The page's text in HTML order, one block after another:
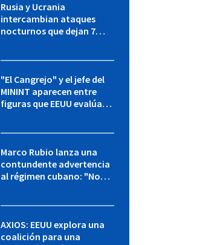
Rusia y Ucrania
intercambian ataques
nocturnos que dejan 7
"El Cangrejo" y el jefe del
MININT aparecen entre
figuras que EEUU evalúa
Marco Rubio lanza una
contundente advertencia
al régimen cubano: "No
AXIOS: EEUU explora una
coalición para una